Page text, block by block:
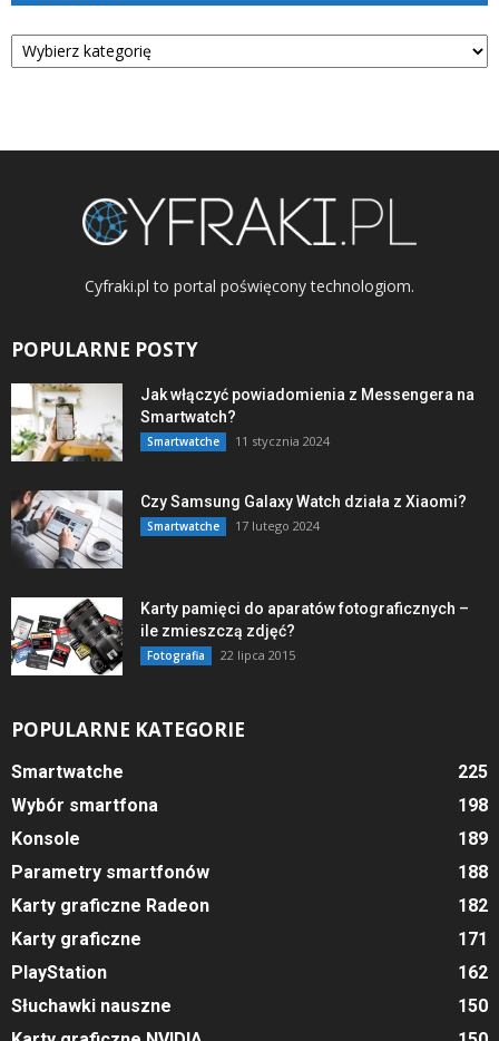
Kategorie
Cyfraki.pl to portal poświęcony technologiom.
POPULARNE POSTY
Jak włączyć powiadomienia z Messengera na
Smartwatch?
Smartwatche 11 stycznia 2024
Czy Samsung Galaxy Watch działa z Xiaomi?
Smartwatche 17 lutego 2024
Karty pamięci do aparatów fotograficznych –
ile zmieszczą zdjęć?
Fotografia 22 lipca 2015
POPULARNE KATEGORIE
Smartwatche
225
Wybór smartfona
198
Konsole
189
Parametry smartfonów
188
Karty graficzne Radeon
182
Karty graficzne
171
PlayStation
162
Słuchawki nauszne
150